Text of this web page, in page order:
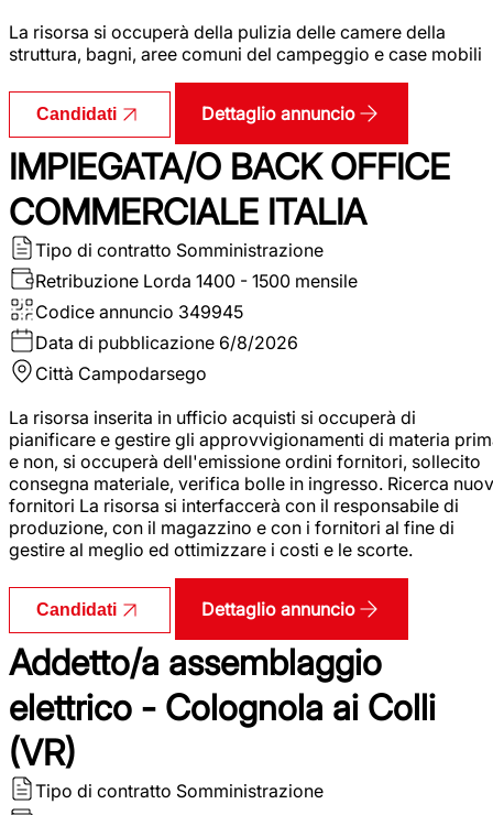
La risorsa si occuperà della pulizia delle camere della
struttura, bagni, aree comuni del campeggio e case mobili
Candidati Dettaglio annuncio
IMPIEGATA/O BACK OFFICE
COMMERCIALE ITALIA
Tipo di contratto Somministrazione
Retribuzione Lorda 1400 - 1500 mensile
Codice annuncio 349945
Data di pubblicazione 6/8/2026
Città Campodarsego
La risorsa inserita in ufficio acquisti si occuperà di
pianificare e gestire gli approvvigionamenti di materia
e non, si occuperà dell'emissione ordini fornitori, sollecito
consegna materiale, verifica bolle in ingresso. Ricerca
fornitori La risorsa si interfaccerà con il responsabile di
produzione, con il magazzino e con i fornitori al fine di
gestire al meglio ed ottimizzare i costi e le scorte.
Candidati Dettaglio annuncio
Addetto/a assemblaggio
elettrico - Colognola ai Colli
(VR)
Tipo di contratto Somministrazione